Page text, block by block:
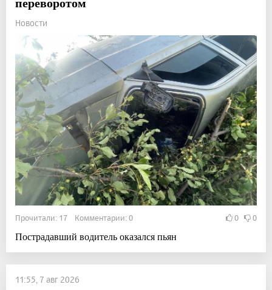
Новости
Прочитали: 17 Комментарии: 0 0 0
Пострадавший водитель оказался пьян
11:55, 7 авг 2026